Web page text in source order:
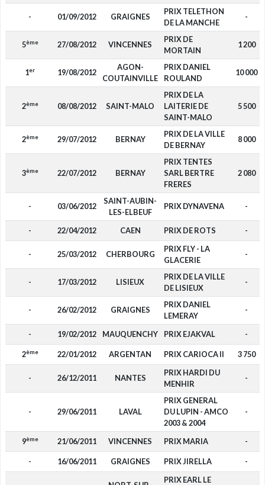
- 01/09/2012 GRAIGNES
PRIX TELETHON
DE LA MANCHE
-
5ème 27/08/2012 VINCENNES
PRIX DE
MORTAIN
1 200
1er 19/08/2012
AGON-
COUTAINVILLE
PRIX DANIEL
ROULAND
10 000
2ème 08/08/2012 SAINT-MALO
PRIX DE LA
LAITERIE DE
SAINT-MALO
5 500
2ème 29/07/2012 BERNAY
PRIX DE LA VILLE
DE BERNAY
8 000
3ème 22/07/2012 BERNAY
PRIX TENTES
SARL BERTRE
FRERES
2 080
- 03/06/2012
SAINT-AUBIN-
LES-ELBEUF
PRIX DYNAVENA -
- 22/04/2012 CAEN PRIX DE ROTS -
- 25/03/2012 CHERBOURG
PRIX FLY - LA
GLACERIE
-
- 17/03/2012 LISIEUX
PRIX DE LA VILLE
DE LISIEUX
-
- 26/02/2012 GRAIGNES
PRIX DANIEL
LEMERAY
-
- 19/02/2012 MAUQUENCHY PRIX EJAKVAL -
2ème 22/01/2012 ARGENTAN PRIX CARIOCA II 3 750
- 26/12/2011 NANTES
PRIX HARDI DU
MENHIR
-
- 29/06/2011 LAVAL
PRIX GENERAL
DU LUPIN - AMCO
2003 & 2004
-
9ème 21/06/2011 VINCENNES PRIX MARIA -
- 16/06/2011 GRAIGNES PRIX JIRELLA -
PRIX EARL LE